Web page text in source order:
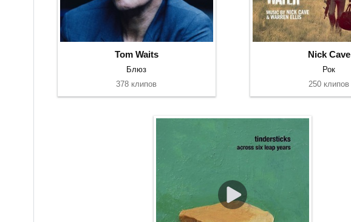
Tom Waits
Блюз
378 клипов
Nick Cave
Рок
250 клипов